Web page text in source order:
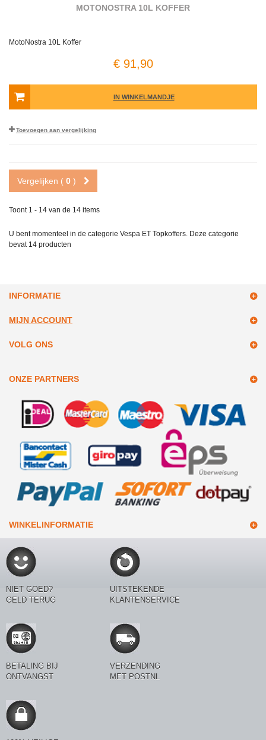
MOTONOSTRA 10L KOFFER
MotoNostra 10L Koffer
€ 91,90
IN WINKELMANDJE
Toevoegen aan vergelijking
Vergelijken ( 0 )
Toont 1 - 14 van de 14 items
U bent momenteel in de categorie Vespa ET Topkoffers. Deze categorie
bevat 14 producten
INFORMATIE
MIJN ACCOUNT
VOLG ONS
ONZE PARTNERS
WINKELINFORMATIE
NIET GOED?
GELD TERUG
UITSTEKENDE
KLANTENSERVICE
BETALING BIJ
ONTVANGST
VERZENDING
MET POSTNL